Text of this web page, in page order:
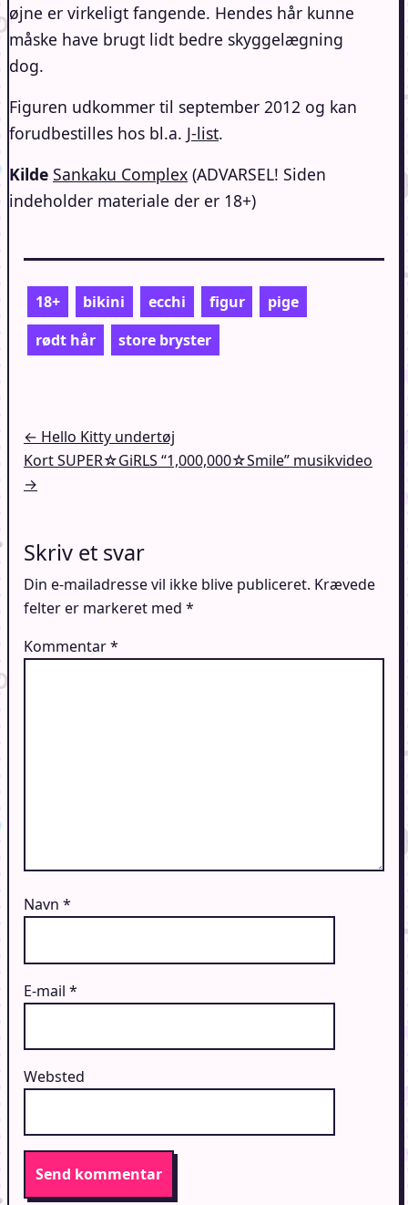
øjne er virkeligt fangende. Hendes hår kunne
måske have brugt lidt bedre skyggelægning
dog.
Figuren udkommer til september 2012 og kan
forudbestilles hos bl.a. J-list.
Kilde Sankaku Complex (ADVARSEL! Siden
indeholder materiale der er 18+)
18+ bikini ecchi figur
pige
rødt hår
store bryster
Indlægsnavigation
← Hello Kitty undertøj
Kort SUPER☆GiRLS “1,000,000☆Smile” musikvideo
→
Skriv et svar
Din e-mailadresse vil ikke blive publiceret. Krævede
felter er markeret med *
Kommentar*
Navn *
E-mail *
Websted